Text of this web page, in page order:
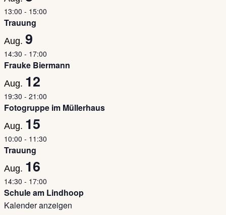
13:00 - 15:00
Trauung
Aug. 9
14:30 - 17:00
Frauke Biermann
Aug. 12
19:30 - 21:00
Fotogruppe im Müllerhaus
Aug. 15
10:00 - 11:30
Trauung
Aug. 16
14:30 - 17:00
Schule am Lindhoop
Kalender anzeigen